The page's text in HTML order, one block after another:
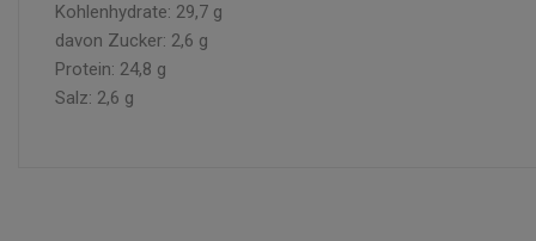
Kohlenhydrate: 29,7 g
davon Zucker: 2,6 g
Protein: 24,8 g
Salz: 2,6 g